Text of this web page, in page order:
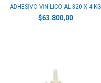
ADHESIVO VINÍLICO AL-320 X 4 KG
$63.800,00